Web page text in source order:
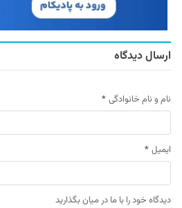
ارسال دیدگاه
نام و نام خانوادگی *
ایمیل *
دیدگاه خود را با ما در میان بگذارید